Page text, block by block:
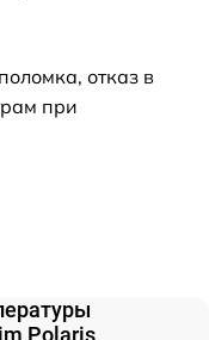
отказ в
при
Polaris